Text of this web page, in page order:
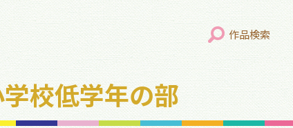
作品検索
校低学年の部